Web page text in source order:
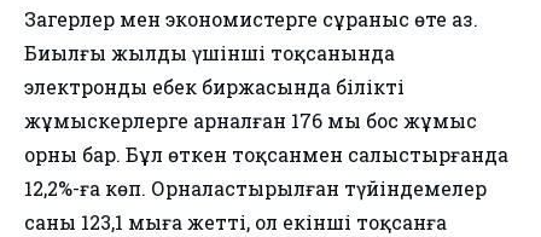
Заңгерлер мен экономистерге сұраныс өте аз.
Биылғы жылдың үшінші тоқсанында
электронды еңбек биржасында білікті
жұмыскерлерге арналған 176 мың бос жұмыс
орны бар. Бұл өткен тоқсанмен салыстырғанда
12,2%-ға көп. Орналастырылған түйіндемелер
саны 123,1 мыңға жетті, ол екінші тоқсанға